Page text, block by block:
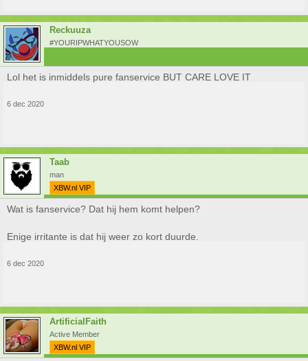
Reckuuza
#YOURIPWHATYOUSOW
Lol het is inmiddels pure fanservice BUT CARE LOVE IT
6 dec 2020
Taab
man
XBW.nl VIP
Wat is fanservice? Dat hij hem komt helpen?
Enige irritante is dat hij weer zo kort duurde.
6 dec 2020
ArtificialFaith
Active Member
XBW.nl VIP